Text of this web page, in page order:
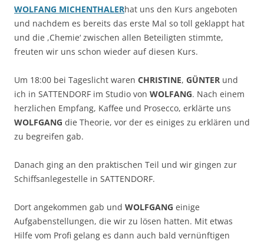
WOLFANG MICHENTHALERhat uns den Kurs angeboten
und nachdem es bereits das erste Mal so toll geklappt hat
und die ,Chemie‘ zwischen allen Beteiligten stimmte,
freuten wir uns schon wieder auf diesen Kurs.
Um 18:00 bei Tageslicht waren CHRISTINE, GÜNTER und
ich in SATTENDORF im Studio von WOLFANG. Nach einem
herzlichen Empfang, Kaffee und Prosecco, erklärte uns
WOLFGANG die Theorie, vor der es einiges zu erklären und
zu begreifen gab.
Danach ging an den praktischen Teil und wir gingen zur
Schiffsanlegestelle in SATTENDORF.
Dort angekommen gab und WOLFGANG einige
Aufgabenstellungen, die wir zu lösen hatten. Mit etwas
Hilfe vom Profi gelang es dann auch bald vernünftigen